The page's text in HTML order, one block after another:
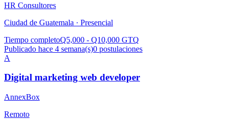
HR Consultores
Ciudad de Guatemala · Presencial
Tiempo completoQ5,000 - Q10,000 GTQ
Publicado hace 4 semana(s)0 postulaciones
A
Digital marketing web developer
AnnexBox
Remoto